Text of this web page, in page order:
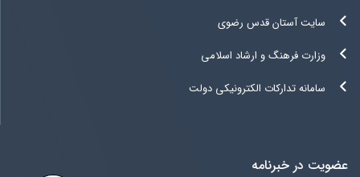
سایت آستان قدس رضوی
وزارت فرهنگ و ارشاد اسلامی
سامانه تدارکات الکترونیکی دولت
عضویت در خبرنامه